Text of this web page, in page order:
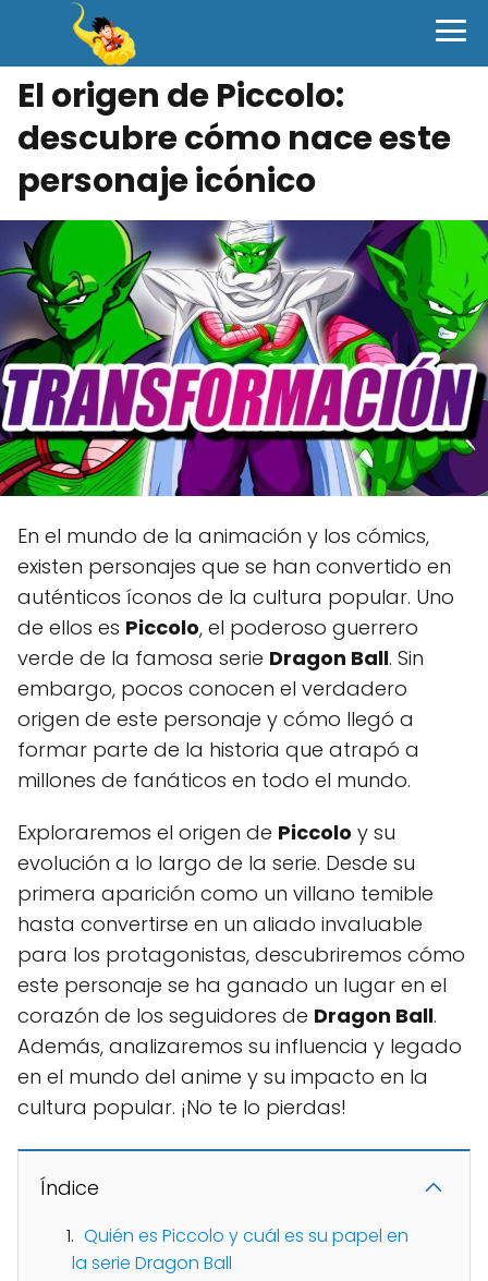
El origen de Piccolo:
descubre cómo nace este
personaje icónico
En el mundo de la animación y los cómics,
existen personajes que se han convertido en
auténticos íconos de la cultura popular. Uno
de ellos es Piccolo, el poderoso guerrero
verde de la famosa serie Dragon Ball. Sin
embargo, pocos conocen el verdadero
origen de este personaje y cómo llegó a
formar parte de la historia que atrapó a
millones de fanáticos en todo el mundo.
Exploraremos el origen de Piccolo y su
evolución a lo largo de la serie. Desde su
primera aparición como un villano temible
hasta convertirse en un aliado invaluable
para los protagonistas, descubriremos cómo
este personaje se ha ganado un lugar en el
corazón de los seguidores de Dragon Ball.
Además, analizaremos su influencia y legado
en el mundo del anime y su impacto en la
cultura popular. ¡No te lo pierdas!
Índice
Quién es Piccolo y cuál es su papel en
la serie Dragon Ball